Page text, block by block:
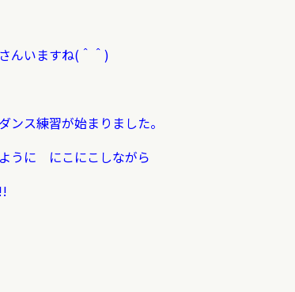
んいますね(＾＾)
ンス練習が始まりました。
うに にこにこしながら